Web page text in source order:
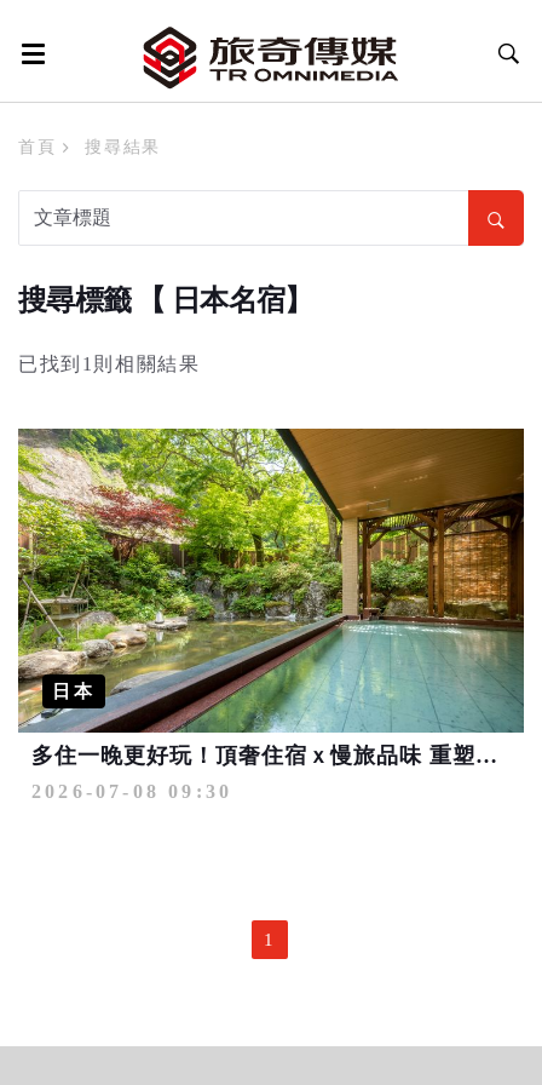
首頁 搜尋結果
搜尋標籤 【 日本名宿】
已找到1則相關結果
日本
多住一晚更好玩！頂奢住宿ｘ慢旅品味 重塑日本高端旅遊新樣貌
2026-07-08 09:30
1